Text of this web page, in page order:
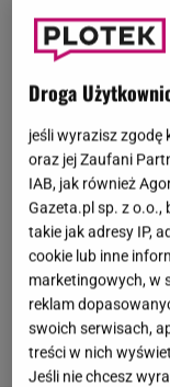
Rafał Maserakw
zasiadł w jury.
jako trenera,
dobrze zna się
trenować razem
taniec - a
Lewandowskiej.
na których
o nich Rafał
Droga
jeśli wyrazisz zgodę
oraz jej Zaufani
IAB, jak również
Gazeta.pl sp. z o.o.,
takie jak adresy IP,
cookie lub inne
marketingowych, w
reklam
swoich serwisach,
treści w nich
Jeśli nie chcesz